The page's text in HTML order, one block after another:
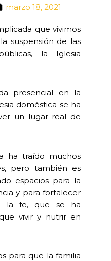
marzo 18, 2021
que vivimos
suspensión de las
la Iglesia
presencial en la
doméstica se ha
un lugar real de
ha traído muchos
pero también es
espacios para la
y para fortalecer
la fe, que se ha
vivir y nutrir en
para que la familia